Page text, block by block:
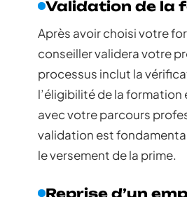
Validation de la
Après avoir choisi votre
conseiller validera votre
processus inclut la
l’éligibilité de la formation
avec votre parcours
validation est
le versement de la prime.
Reprise d’un